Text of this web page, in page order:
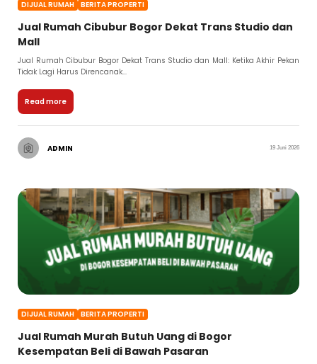
DIJUAL RUMAH BERITA PROPERTI
Jual Rumah Cibubur Bogor Dekat Trans Studio dan
Mall
Jual Rumah Cibubur Bogor Dekat Trans Studio dan Mall: Ketika Akhir Pekan
Tidak Lagi Harus Direncanak...
Read more
ADMIN 19 Juni 2026
DIJUAL RUMAH BERITA PROPERTI
Jual Rumah Murah Butuh Uang di Bogor
Kesempatan Beli di Bawah Pasaran